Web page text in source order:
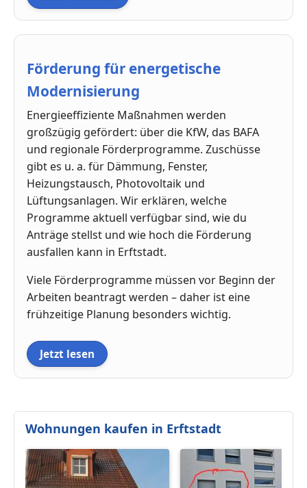
Förderung für energetische
Modernisierung
Energieeffiziente Maßnahmen werden
großzügig gefördert: über die KfW, das BAFA
und regionale Förderprogramme. Zuschüsse
gibt es u. a. für Dämmung, Fenster,
Heizungstausch, Photovoltaik und
Lüftungsanlagen. Wir erklären, welche
Programme aktuell verfügbar sind, wie du
Anträge stellst und wie hoch die Förderung
ausfallen kann in Erftstadt.
Viele Förderprogramme müssen vor Beginn der
Arbeiten beantragt werden – daher ist eine
frühzeitige Planung besonders wichtig.
Jetzt lesen
Wohnungen kaufen in Erftstadt